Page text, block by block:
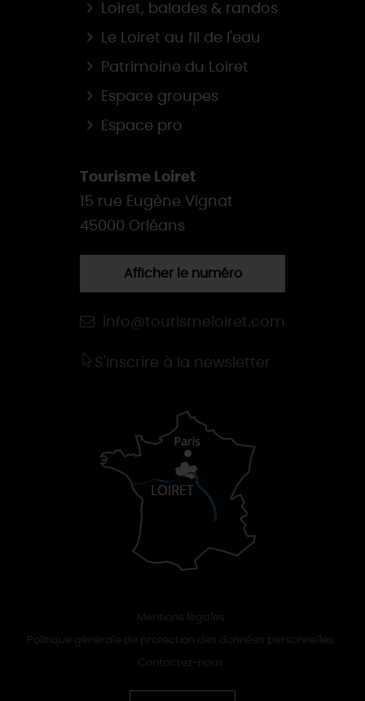
Loiret, balades & randos
Le Loiret au fil de l'eau
Patrimoine du Loiret
Espace groupes
Espace pro
Tourisme Loiret
15 rue Eugène Vignat
45000 Orléans
Afficher le numéro
info@tourismeloiret.com
S'inscrire à la newsletter
Mentions légales
Politique générale de protection des données personnelles
Contactez-nous